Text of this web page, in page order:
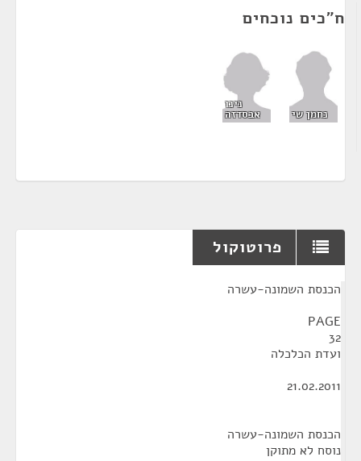
ח"כים נוכחים
נחמן שי
נינו
אבסדזה
פרוטוקול
הכנסת השמונה-עשרה
PAGE
32
ועדת הכלכלה
21.02.2011
הכנסת השמונה-עשרה
נוסח לא מתוקן